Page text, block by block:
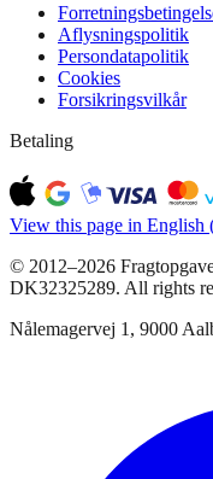
Aflysningspolitik
Persondatapolitik
Cookies
Forsikringsvilkår
Betaling
View this page in English
© 2012–2026
DK32325289. All rights
Nålemagervej 1, 9000